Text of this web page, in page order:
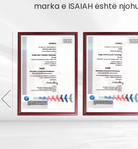
marka e ISAIAH është